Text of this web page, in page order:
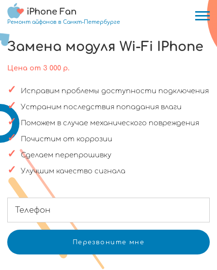
iPhone Fan
Ремонт айфонов в Санкт-Петербурге
Замена модуля Wi-Fi IPhone
Цена от 3 000 р.
Исправим проблемы доступности подключения
Устраним последствия попадания влаги
Поможем в случае механического повреждения
Почистим от коррозии
Сделаем перепрошивку
Улучшим качество сигнала